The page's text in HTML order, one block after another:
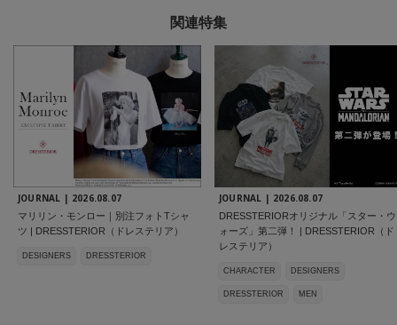
関連特集
JOURNAL | 2026.08.07
マリリン・モンロー｜別注フォトTシャ
ツ | DRESSTERIOR（ドレステリア）
DESIGNERS DRESSTERIOR
JOURNAL | 2026.08.07
DRESSTERIORオリジナル「スター・ウ
ォーズ」第二弾！ | DRESSTERIOR（ド
レステリア）
CHARACTER DESIGNERS
DRESSTERIOR MEN